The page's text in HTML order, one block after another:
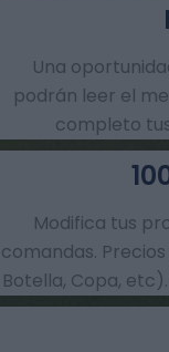
Una
podrán leer el
completo
Modifica tus
comandas.​
Botella, Copa,